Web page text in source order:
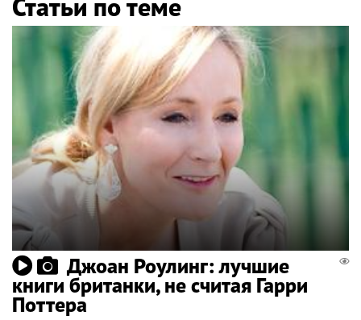
Джоан Роулинг: лучшие
книги британки, не считая Гарри
Поттера